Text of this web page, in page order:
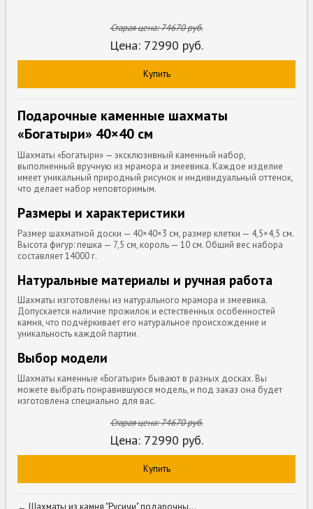
Старая цена:74670руб.
Цена: 72990 руб.
Купить
Подарочные каменные шахматы
«Богатыри» 40×40 см
Шахматы «Богатыри» — эксклюзивный каменный набор,
выполненный вручную из мрамора и змеевика. Каждое изделие
имеет уникальный природный рисунок и индивидуальный оттенок,
что делает набор неповторимым.
Размеры и характеристики
Размер шахматной доски — 40×40×3 см, размер клетки — 4,5×4,5 см.
Высота фигур: пешка — 7,5 см, король — 10 см. Общий вес набора
составляет 14000 г.
Натуральные материалы и ручная работа
Шахматы изготовлены из натурального мрамора и змеевика.
Допускается наличие прожилок и естественных особенностей
камня, что подчёркивает его натуральное происхождение и
уникальность каждой партии.
Выбор модели
Шахматы каменные «Богатыри» бывают в разных досках. Вы
можете выбрать понравившуюся модель, и под заказ она будет
изготовлена специально для вас.
Старая цена:74670руб.
Цена: 72990 руб.
Купить